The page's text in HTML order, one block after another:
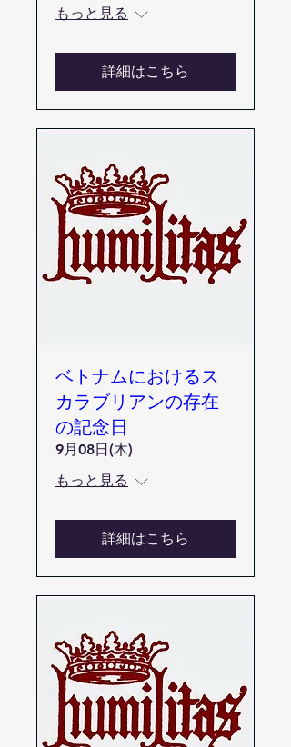
もっと見る
詳細はこちら
ベトナムにおけるス
カラブリアンの存在
の記念日
9月08日(木)
もっと見る
詳細はこちら